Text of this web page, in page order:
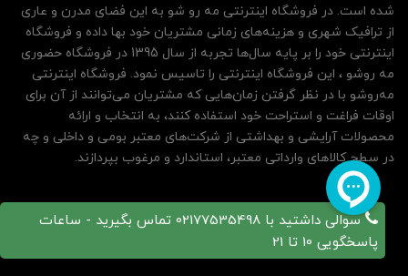
سوالی داشتید با 02177535498 تماس بگیرید - ساعات
پاسخگویی 10 تا 21
شده است. در فروشگاه اینترنتی مه رو شو به این فضای مدرن و عاری
از ترافیک شهری و هزینه‌های زمانی مشتریان خود بها داده و فروشگاه
اینترنتی خود را بر پایه سال‌ها تجربه از سال 1395 در فروشگاه حضوری
مه روشو ، این فروشگاه اینترنتی را تاسیس نمود. فروشگاه اینترنتی
مه‌رو‌شو با در نظر گرفتن زمان‌هایی که مشتریان می‌توانند از آن‌ برای
اوقات فراغت و استراحت خود استفاده کنند، به انتخاب و ارائه
محصولات آرایشی و بهداشتی از شرکت‌های معتبر بومی و داخلی و چه
در سطح کالاهای وارداتی معتبر، استاندارد و مرغوب بپردازند.